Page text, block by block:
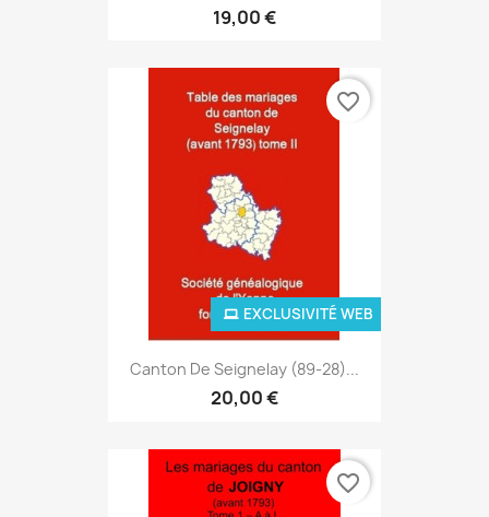
19,00 €
Canton De Seignelay (89-28)...
20,00 €
EXCLUSIVITÉ WEB
favorite_border
favorite_border